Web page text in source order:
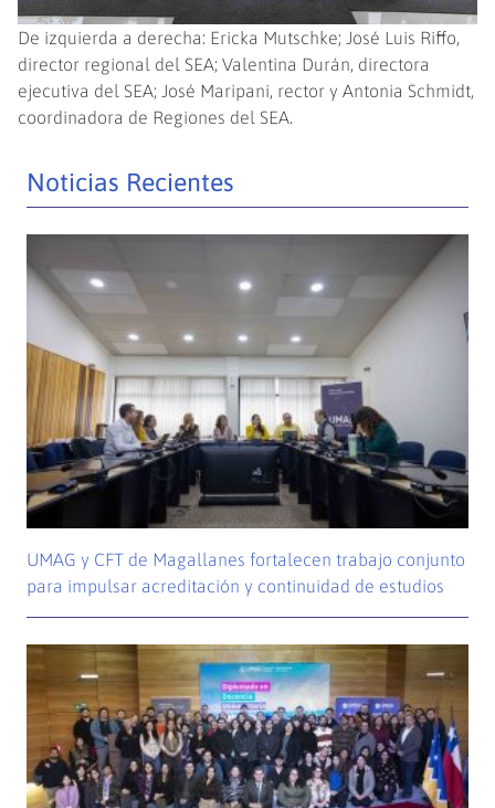
De izquierda a derecha: Ericka Mutschke; José Luis Riffo,
director regional del SEA; Valentina Durán, directora
ejecutiva del SEA; José Maripani, rector y Antonia Schmidt,
coordinadora de Regiones del SEA.
Noticias Recientes
UMAG y CFT de Magallanes fortalecen trabajo conjunto
para impulsar acreditación y continuidad de estudios